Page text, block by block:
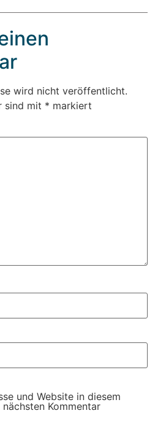
wird nicht veröffentlicht.
sind mit * markiert
und Website in diesem
Kommentar